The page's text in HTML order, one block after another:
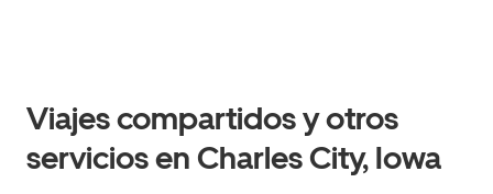
Viajes compartidos y otros
servicios en Charles City, Iowa